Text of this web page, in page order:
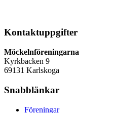
Kontaktuppgifter
Möckelnföreningarna
Kyrkbacken 9
69131 Karlskoga
Snabblänkar
Föreningar